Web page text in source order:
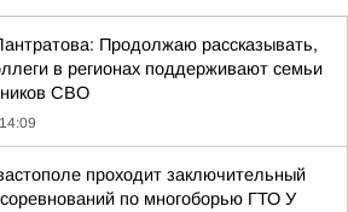
Продолжаю рассказывать,
в регионах поддерживают семьи
СВО
14:09
проходит заключительный
по многоборью ГТО У